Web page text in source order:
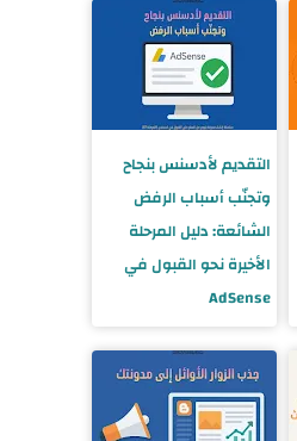
التقديم لأدسنس بنجاح
وتجنّب أسباب الرفض
الشائعة: دليل المرحلة
الأخيرة نحو القبول في
AdSense